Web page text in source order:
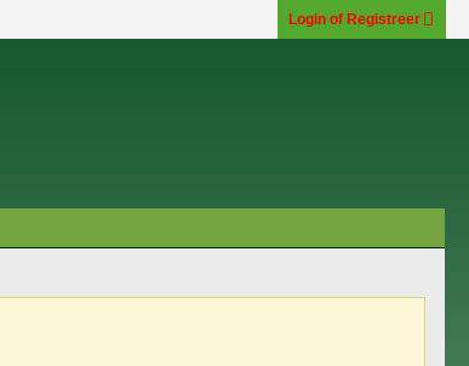
Login of Registreer